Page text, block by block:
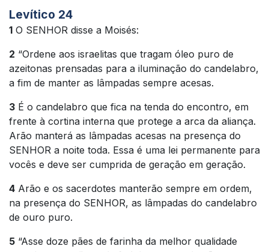
Levítico 24
1 O SENHOR disse a Moisés:
2 “Ordene aos israelitas que tragam óleo puro de
azeitonas prensadas para a iluminação do candelabro,
a fim de manter as lâmpadas sempre acesas.
3 É o candelabro que fica na tenda do encontro, em
frente à cortina interna que protege a arca da aliança.
Arão manterá as lâmpadas acesas na presença do
SENHOR a noite toda. Essa é uma lei permanente para
vocês e deve ser cumprida de geração em geração.
4 Arão e os sacerdotes manterão sempre em ordem,
na presença do SENHOR, as lâmpadas do candelabro
de ouro puro.
5 “Asse doze pães de farinha da melhor qualidade